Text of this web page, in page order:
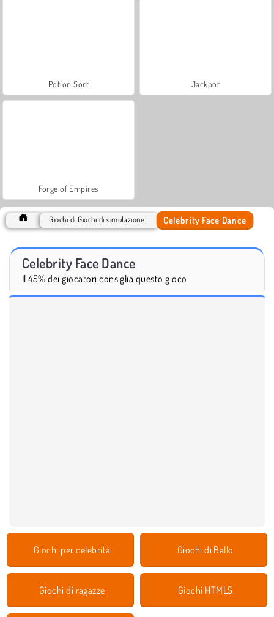
Potion Sort Jackpot
Forge of Empires
Giochi di Giochi di simulazione Celebrity Face Dance
Celebrity Face Dance
Il 45% dei giocatori consiglia questo gioco
Giochi per celebrità Giochi di Ballo
Giochi di ragazze Giochi HTML5